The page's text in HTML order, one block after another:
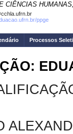
CIÊNCIAS
ppge
Processos